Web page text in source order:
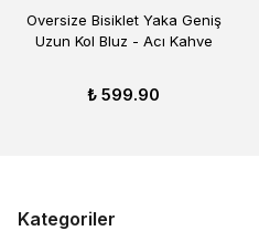
Oversize Bisiklet Yaka Geniş
Uzun Kol Bluz - Acı Kahve
₺ 599.90
Kategoriler